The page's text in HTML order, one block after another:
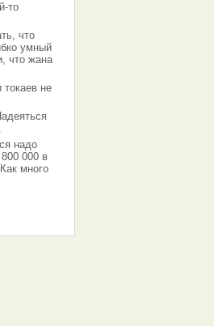
то
что
умный
что жана
токаев не
надо
000 в
много